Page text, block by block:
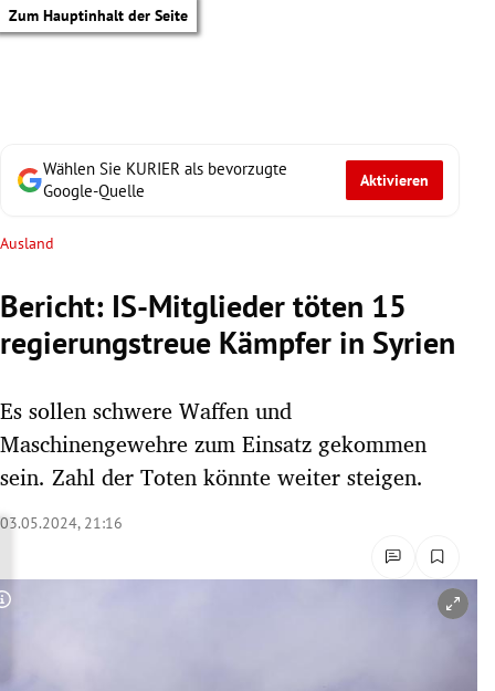
Zum Hauptinhalt der Seite
Untermenü
Untermenü
Wählen Sie KURIER als bevorzugte
Google-Quelle
Aktivieren
Ausland
Bericht: IS-Mitglieder töten 15
regierungstreue Kämpfer in Syrien
Es sollen schwere Waffen und
Maschinengewehre zum Einsatz gekommen
sein. Zahl der Toten könnte weiter steigen.
03.05.2024, 21:16
Copyright-Hinweis öffnen/schließen